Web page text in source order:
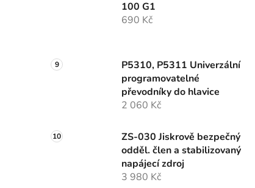
100 G1
690 Kč
P5310, P5311 Univerzální
programovatelné
převodníky do hlavice
2 060 Kč
ZS-030 Jiskrově bezpečný
odděl. člen a stabilizovaný
napájecí zdroj
3 980 Kč